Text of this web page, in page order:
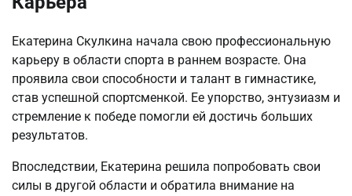
Екатерина Скулкина начала свою профессиональную
карьеру в области спорта в раннем возрасте. Она
проявила свои способности и талант в гимнастике,
став успешной спортсменкой. Ее упорство, энтузиазм и
стремление к победе помогли ей достичь больших
результатов.
Впоследствии, Екатерина решила попробовать свои
силы в другой области и обратила внимание на